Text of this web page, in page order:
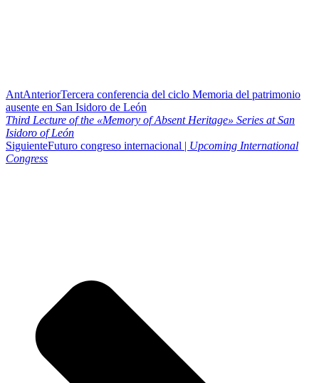
AntAnteriorTercera conferencia del ciclo Memoria del patrimonio
ausente en San Isidoro de León
Third Lecture of the «Memory of Absent Heritage» Series at San
Isidoro of León
SiguienteFuturo congreso internacional | Upcoming International
Congress